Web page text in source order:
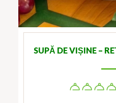
SUPĂ DE VIȘINE –